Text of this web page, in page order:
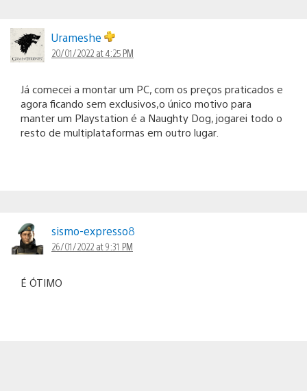
Urameshe
20/01/2022 at 4:25 PM
Já comecei a montar um PC, com os preços praticados e
agora ficando sem exclusivos,o único motivo para
manter um Playstation é a Naughty Dog, jogarei todo o
resto de multiplataformas em outro lugar.
sismo-expresso8
26/01/2022 at 9:31 PM
É ÓTIMO